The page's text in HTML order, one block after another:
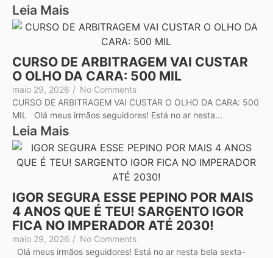
Leia Mais
CURSO DE ARBITRAGEM VAI CUSTAR
O OLHO DA CARA: 500 MIL
maio 29, 2026 / No Comments
CURSO DE ARBITRAGEM VAI CUSTAR O OLHO DA CARA: 500
MIL Olá meus irmãos seguidores! Está no ar nesta...
Leia Mais
IGOR SEGURA ESSE PEPINO POR MAIS
4 ANOS QUE É TEU! SARGENTO IGOR
FICA NO IMPERADOR ATÉ 2030!
maio 29, 2026 / No Comments
Olá meus irmãos seguidores! Está no ar nesta bela sexta-